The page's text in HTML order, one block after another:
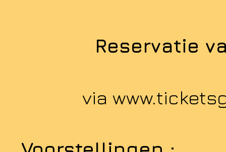
Reservatie
via